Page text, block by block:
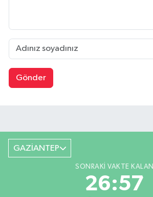
Gönder
GAZİANTEP
SONRAKI VAKTE KALAN
26:56